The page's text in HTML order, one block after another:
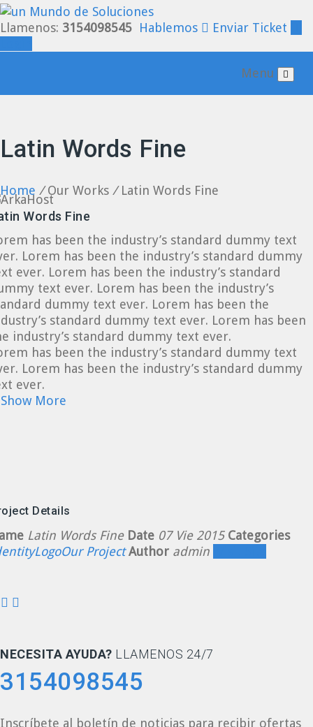
Llamenos: 3154098545 Hablemos
Enviar Ticket
Menu
Latin Words Fine
Home /Our Works / Latin Words Fine
Words Fine
has been the industry’s standard dummy text
Lorem has been the industry’s standard dummy
ever. Lorem has been the industry’s standard
text ever. Lorem has been the industry’s
dummy text ever. Lorem has been the
standard dummy text ever. Lorem has been
industry’s standard dummy text ever.
has been the industry’s standard dummy text
Lorem has been the industry’s standard dummy
ever.
More
Details
Latin Words Fine Date 07 Vie 2015 Categories
LogoOur Project Author admin
NECESITA AYUDA? LLAMENOS 24/7
3154098545
Inscríbete al boletín de noticias para recibir ofertas